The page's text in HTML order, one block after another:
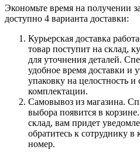
Экономьте время на получении
доступно 4 варианта доставки:
Курьерская доставка
товар поступит на склад,
для уточнения деталей.
удобное время доставки и
упаковку на целостность и
комплектации.
Самовывоз из магазина.
выбора появится в
склад, вам придет
обратитесь к сотруднику в
номер.